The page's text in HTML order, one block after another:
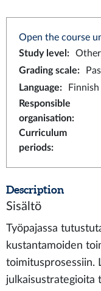
Open the course
Study level :
Grading scale:
Language:
Finnish
Responsible
organisation:
Curriculum
periods:
Description
Sisältö
Työpajassa
kustantamoiden
toimitusprosessiin.
julkaisustrategioita